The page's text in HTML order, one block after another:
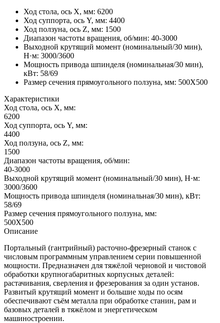
Ход стола, ось X, мм: 6200
Ход суппорта, ось Y, мм: 4400
Ход ползуна, ось Z, мм: 1500
Диапазон частоты вращения, об/мин: 40-3000
Выходной крутящий момент (номинальный/30 мин),
Н·м: 3000/3600
Мощность привода шпинделя (номинальная/30 мин),
кВт: 58/69
Размер сечения прямоугольного ползуна, мм: 500X500
Характеристики
Ход стола, ось X, мм:
6200
Ход суппорта, ось Y, мм:
4400
Ход ползуна, ось Z, мм:
1500
Диапазон частоты вращения, об/мин:
40-3000
Выходной крутящий момент (номинальный/30 мин), Н·м:
3000/3600
Мощность привода шпинделя (номинальная/30 мин), кВт:
58/69
Размер сечения прямоугольного ползуна, мм:
500X500
Описание
Портальный (гантрийный) расточно-фрезерный станок с
числовым программным управлением серии повышенной
мощности. Предназначен для тяжёлой черновой и чистовой
обработки крупногабаритных корпусных деталей:
растачивания, сверления и фрезерования за один установ.
Развитый крутящий момент и большие ходы по осям
обеспечивают съём металла при обработке станин, рам и
базовых деталей в тяжёлом и энергетическом
машиностроении.